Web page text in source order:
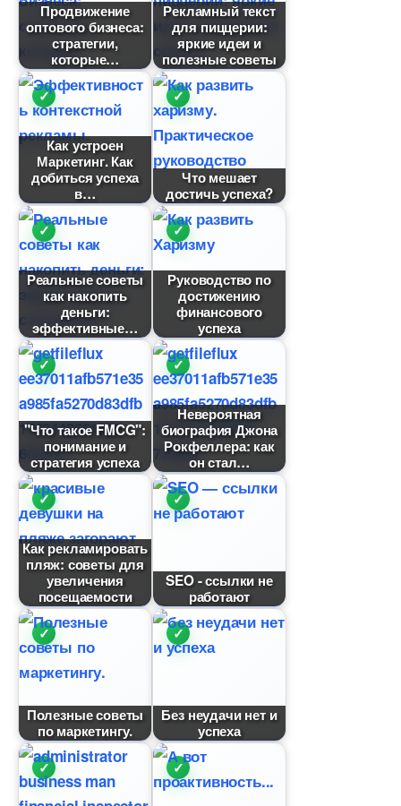
Продвижение
оптового бизнеса:
стратегии,
которые
Рекламный текст
для пиццерии:
яркие идеи и
полезные советы
Как устроен
Маркетинг. Как
добиться успеха
Что мешает
достичь успеха?
Реальные советы
как накопить
деньги:
эффективные
Руководство по
достижению
финансового
успеха
"Что такое FMCG":
понимание и
стратегия успеха
Невероятная
иография Джона
Рокфеллера: как
он стал
Как рекламировать
пляж: советы для
увеличения
посещаемости
SEO - ссылки не
работают
Полезные советы
по маркетингу.
Без неудачи нет и
успеха